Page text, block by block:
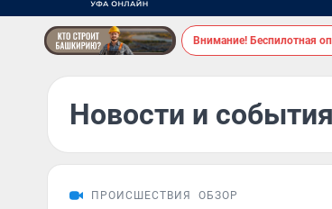
Внимание! Беспилотная
Новости и
ПРОИСШЕСТВИЯ ОБЗОР